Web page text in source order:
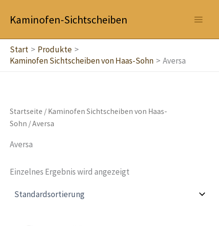
InhaltKaminofen-Sichtscheiben
Start
Produkte
Kaminofen Sichtscheiben von Haas-Sohn
Aversa
Startseite / Kaminofen Sichtscheiben von Haas-
Sohn / Aversa
Aversa
Einzelnes Ergebnis wird angezeigt